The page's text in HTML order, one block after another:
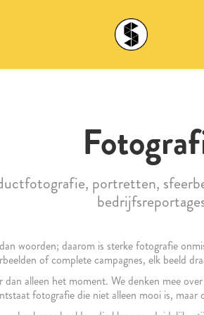
portretten,
woorden; daarom is sterke fotografie
of complete campagnes, elk beeld
dan alleen het moment. We denken mee
fotografie die niet alleen mooi is, maar